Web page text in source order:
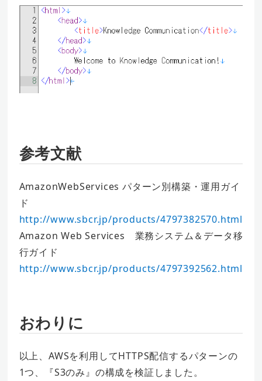
参考文献
AmazonWebServices パターン別構築・運用ガイ
ド
http://www.sbcr.jp/products/4797382570.html
Amazon Web Services 業務システム＆データ移
行ガイド
http://www.sbcr.jp/products/4797392562.html
おわりに
以上、AWSを利用してHTTPS配信するパターンの
1つ、『S3のみ』の構成を検証しました。